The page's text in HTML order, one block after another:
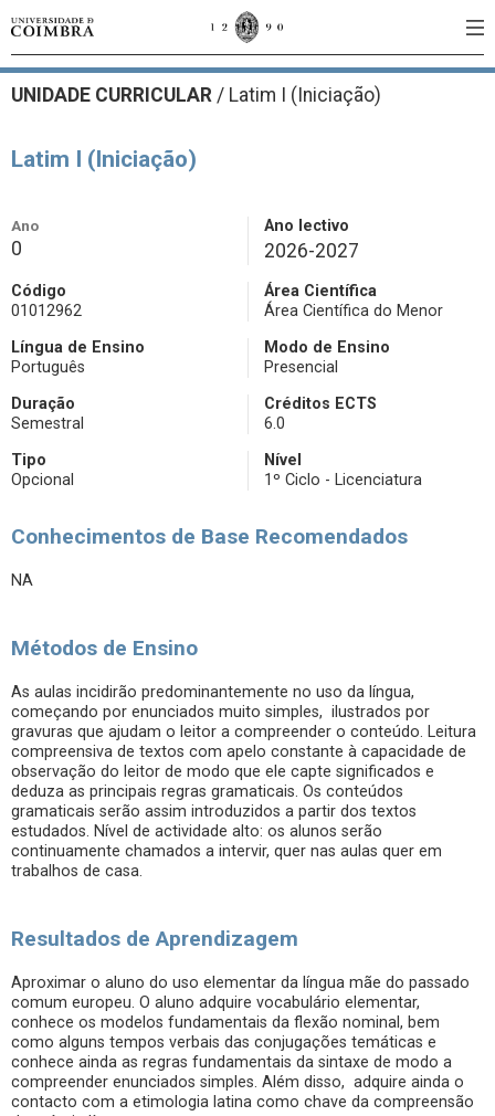
UNIDADE CURRICULAR / Latim I (Iniciação)
Latim I (Iniciação)
Ano
0
Ano lectivo
2026-2027
Código
01012962
Área Científica
Área Científica do Menor
Língua de Ensino
Português
Modo de Ensino
Presencial
Duração
Semestral
Créditos ECTS
6.0
Tipo
Opcional
Nível
1º Ciclo - Licenciatura
Conhecimentos de Base Recomendados
NA
Métodos de Ensino
As aulas incidirão predominantemente no uso da língua,
começando por enunciados muito simples, ilustrados por
gravuras que ajudam o leitor a compreender o conteúdo. Leitura
compreensiva de textos com apelo constante à capacidade de
observação do leitor de modo que ele capte significados e
deduza as principais regras gramaticais. Os conteúdos
gramaticais serão assim introduzidos a partir dos textos
estudados. Nível de actividade alto: os alunos serão
continuamente chamados a intervir, quer nas aulas quer em
trabalhos de casa.
Resultados de Aprendizagem
Aproximar o aluno do uso elementar da língua mãe do passado
comum europeu. O aluno adquire vocabulário elementar,
conhece os modelos fundamentais da flexão nominal, bem
como alguns tempos verbais das conjugações temáticas e
conhece ainda as regras fundamentais da sintaxe de modo a
compreender enunciados simples. Além disso, adquire ainda o
contacto com a etimologia latina como chave da compreensão